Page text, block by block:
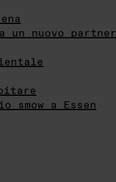
un nuovo partner
a Essen